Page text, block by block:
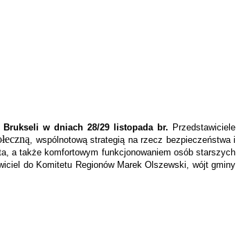
w dniach 28/29 listopada br. Przedstawiciele
, wspólnotową strategią na rzecz bezpieczeństwa i
a także komfortowym funkcjonowaniem osób starszych
do Komitetu Regionów Marek Olszewski, wójt gminy